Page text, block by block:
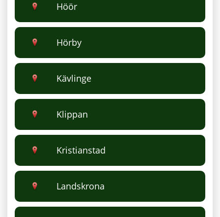
Höör
Hörby
Kävlinge
Klippan
Kristianstad
Landskrona